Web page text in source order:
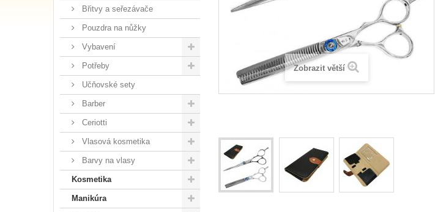
Břitvy a seřezávače
Pouzdra na nůžky
Vybavení
Potřeby
Učňovské sety
Barber
Ceriotti
Vlasová kosmetika
Barvy na vlasy
Kosmetika
Manikúra
Zobrazit větší